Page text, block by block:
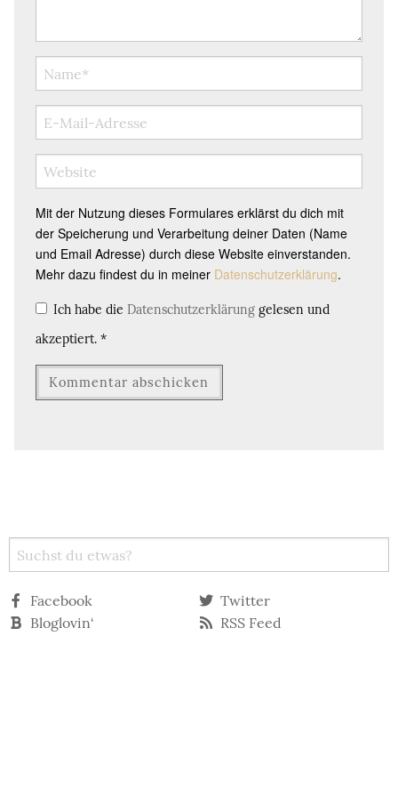
Mit der Nutzung dieses Formulares erklärst du dich mit
der Speicherung und Verarbeitung deiner Daten (Name
und Email Adresse) durch diese Website einverstanden.
Mehr dazu findest du in meiner Datenschutzerklärung.
Ich habe die Datenschutzerklärung gelesen und
akzeptiert. *
Facebook
Twitter
Bloglovin‘
RSS Feed